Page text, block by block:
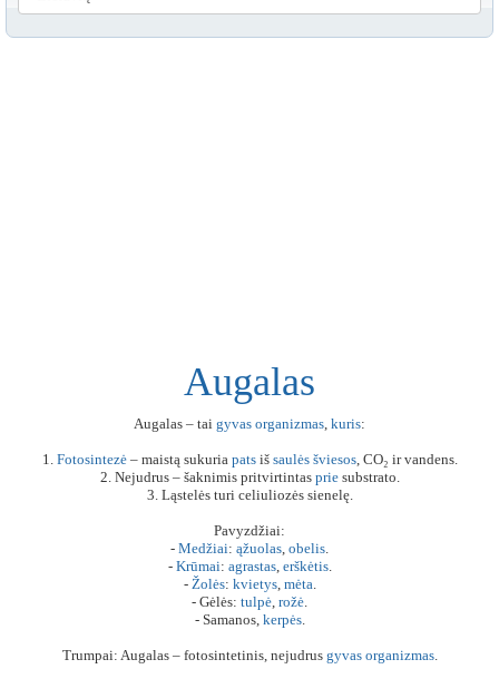
Augalas
Augalas – tai gyvas organizmas, kuris:
1. Fotosintezė– maistą sukuria patsiš saulės šviesos, CO₂ ir vandens.
2. Nejudrus – šaknimis pritvirtintas priesubstrato.
3. Ląstelės turi celiuliozės sienelę.
Pavyzdžiai:
- Medžiai: ąžuolas, obelis.
- Krūmai: agrastas, erškėtis.
- Žolės: kvietys, mėta.
- Gėlės: tulpė, rožė.
- Samanos, kerpės.
Trumpai: Augalas – fotosintetinis, nejudrus gyvas organizmas.